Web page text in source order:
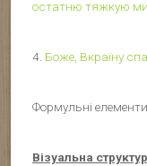
остатню тяжкую
4. Боже, Вкраїну
Формульні
Візуальна